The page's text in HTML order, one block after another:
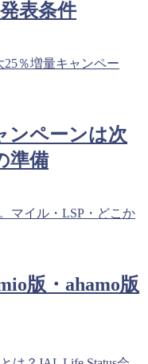
表条件
ンペーンは次
準備
版・ahamo版